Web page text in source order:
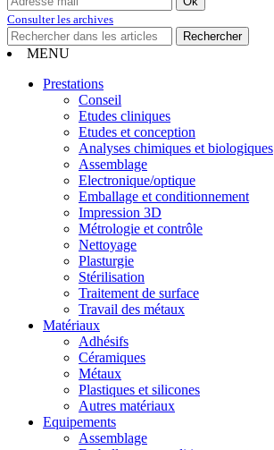
Consulter les archives
MENU
Prestations
Conseil
Etudes cliniques
Etudes et conception
Analyses chimiques et biologiques
Assemblage
Electronique/optique
Emballage et conditionnement
Impression 3D
Métrologie et contrôle
Nettoyage
Plasturgie
Stérilisation
Traitement de surface
Travail des métaux
Matériaux
Adhésifs
Céramiques
Métaux
Plastiques et silicones
Autres matériaux
Equipements
Assemblage